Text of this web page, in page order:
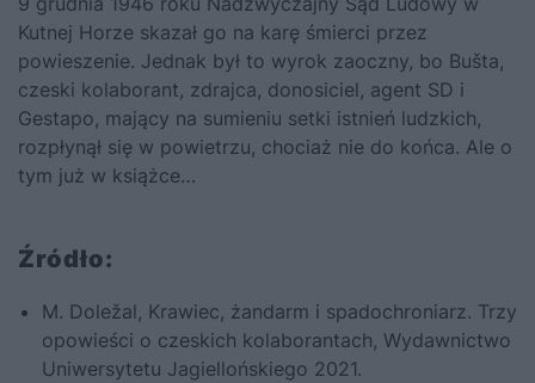
Kutnej Horze skazał go na karę śmierci przez
powieszenie. Jednak był to wyrok zaoczny, bo Bušta,
czeski kolaborant, zdrajca, donosiciel, agent SD i
Gestapo, mający na sumieniu setki istnień ludzkich,
rozpłynął się w powietrzu, chociaż nie do końca. Ale o
tym już w książce…
Źródło:
M. Doležal, Krawiec, żandarm i spadochroniarz. Trzy
opowieści o czeskich kolaborantach, Wydawnictwo
Uniwersytetu Jagiellońskiego 2021.